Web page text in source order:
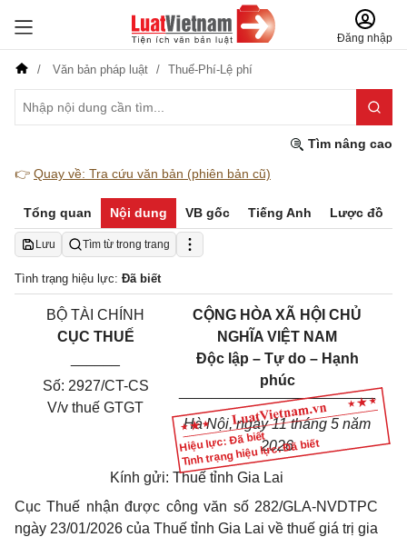
Đăng nhập
Văn bản pháp luật Thuế-Phí-Lệ phí
Tìm nâng cao
👉 Quay về: Tra cứu văn bản (phiên bản cũ)
Tổng quan Nội dung VB gốc Tiếng Anh Lược đồ
Lưu Tìm từ trong trang
Tình trạng hiệu lực: Đã biết
Hiệu lực: Đã biết
Tình trạng hiệu lực: Đã biết
BỘ TÀI CHÍNH
CỤC THUẾ
Số: 2927/CT-CS
V/v thuế GTGT
CỘNG HÒA XÃ HỘI CHỦ
NGHĨA VIỆT NAM
Độc lập – Tự do – Hạnh
phúc
___________ _____________
Hà Nội, ngày 11 tháng 5 năm
2026
Kính gửi: Thuế tỉnh Gia Lai
Cục Thuế nhận được công văn số 282/GLA-NVDTPC
ngày 23/01/2026 của Thuế tỉnh Gia Lai về thuế giá trị gia